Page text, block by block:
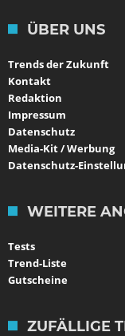
ÜBER UNS
Trends der Zukunft
Kontakt
Redaktion
Impressum
Datenschutz
Media-Kit / Werbung
Datenschutz-
WEITERE
Tests
Trend-Liste
Gutscheine
ZUFÄLLIGE